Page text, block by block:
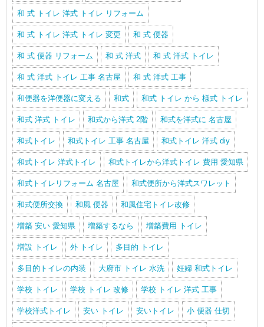
和 式 トイレ 洋式 トイレ リフォーム
和 式 トイレ 洋式 トイレ 変更 和 式 便器
和 式 便器 リフォーム 和 式 洋式 和 式 洋式 トイレ
和 式 洋式 トイレ 工事 名古屋 和 式 洋式 工事
和便器を洋便器に変える 和式 和式 トイレ から 様式 トイレ
和式 洋式 トイレ 和式から洋式 2階 和式を洋式に 名古屋
和式トイレ 和式トイレ 工事 名古屋 和式トイレ 洋式 diy
和式トイレ 洋式トイレ 和式トイレから洋式トイレ 費用 愛知県
和式トイレリフォーム 名古屋 和式便所から洋式スワレット
和式便所交換 和風 便器 和風住宅トイレ改修
増築 安い 愛知県 増築するなら 増築費用 トイレ
増設 トイレ 外 トイレ 多目的 トイレ
多目的トイレの内装 大府市 トイレ 水洗 妊婦 和式トイレ
学校 トイレ 学校 トイレ 改修 学校 トイレ 洋式 工事
学校洋式トイレ 安い トイレ 安いトイレ 小 便器 仕切